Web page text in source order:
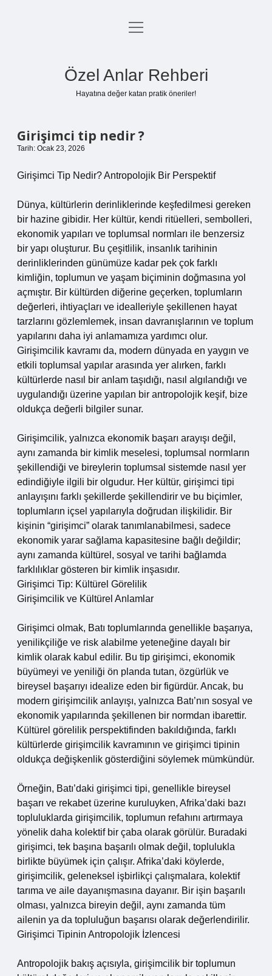
Anasayfa
menüyü
Özel Anlar Rehberi
Hayatına değer katan pratik öneriler!
Girişimci tip nedir ?
Tarih: Ocak 23, 2026
Girişimci Tip Nedir? Antropolojik Bir Perspektif
Dünya, kültürlerin derinliklerinde keşfedilmesi gereken
bir hazine gibidir. Her kültür, kendi ritüelleri, sembolleri,
ekonomik yapıları ve toplumsal normları ile benzersiz
bir yapı oluşturur. Bu çeşitlilik, insanlık tarihinin
derinliklerinden günümüze kadar pek çok farklı
kimliğin, toplumun ve yaşam biçiminin doğmasına yol
açmıştır. Bir kültürden diğerine geçerken, toplumların
değerleri, ihtiyaçları ve idealleriyle şekillenen hayat
tarzlarını gözlemlemek, insan davranışlarının ve toplum
yapılarını daha iyi anlamamıza yardımcı olur.
Girişimcilik kavramı da, modern dünyada en yaygın ve
etkili toplumsal yapılar arasında yer alırken, farklı
kültürlerde nasıl bir anlam taşıdığı, nasıl algılandığı ve
uygulandığı üzerine yapılan bir antropolojik keşif, bize
oldukça değerli bilgiler sunar.
Girişimcilik, yalnızca ekonomik başarı arayışı değil,
aynı zamanda bir kimlik meselesi, toplumsal normların
şekillendiği ve bireylerin toplumsal sistemde nasıl yer
edindiğiyle ilgili bir olgudur. Her kültür, girişimci tipi
anlayışını farklı şekillerde şekillendirir ve bu biçimler,
toplumların içsel yapılarıyla doğrudan ilişkilidir. Bir
kişinin “girişimci” olarak tanımlanabilmesi, sadece
ekonomik yarar sağlama kapasitesine bağlı değildir;
aynı zamanda kültürel, sosyal ve tarihi bağlamda
farklılıklar gösteren bir kimlik inşasıdır.
Girişimci Tip: Kültürel Görelilik
Girişimcilik ve Kültürel Anlamlar
Girişimci olmak, Batı toplumlarında genellikle başarıya,
yenilikçiliğe ve risk alabilme yeteneğine dayalı bir
kimlik olarak kabul edilir. Bu tip girişimci, ekonomik
büyümeyi ve yeniliği ön planda tutan, özgürlük ve
bireysel başarıyı idealize eden bir figürdür. Ancak, bu
modern girişimcilik anlayışı, yalnızca Batı’nın sosyal ve
ekonomik yapılarında şekillenen bir normdan ibarettir.
Kültürel görelilik perspektifinden bakıldığında, farklı
kültürlerde girişimcilik kavramının ve girişimci tipinin
oldukça değişkenlik gösterdiğini söylemek mümkündür.
Örneğin, Batı’daki girişimci tipi, genellikle bireysel
başarı ve rekabet üzerine kuruluyken, Afrika’daki bazı
topluluklarda girişimcilik, toplumun refahını artırmaya
yönelik daha kolektif bir çaba olarak görülür. Buradaki
girişimci, tek başına başarılı olmak değil, toplulukla
birlikte büyümek için çalışır. Afrika’daki köylerde,
girişimcilik, geleneksel işbirlikçi çalışmalara, kolektif
tarıma ve aile dayanışmasına dayanır. Bir işin başarılı
olması, yalnızca bireyin değil, aynı zamanda tüm
ailenin ya da topluluğun başarısı olarak değerlendirilir.
Girişimci Tipinin Antropolojik İzlencesi
Antropolojik bakış açısıyla, girişimcilik bir toplumun